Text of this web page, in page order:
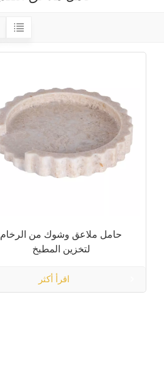
حامل ملاعق وشوك من الرخام
لتخزين المطبخ
اقرأ أكثر